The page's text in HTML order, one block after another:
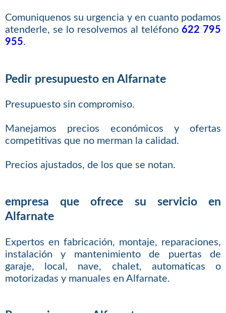
Comuniquenos su urgencia y en cuanto podamos
atenderle, se lo resolvemos al teléfono622 795
955.
Pedir presupuesto en Alfarnate
Presupuesto sin compromiso.
Manejamos precios económicos y ofertas
competitivas que no merman la calidad.
Precios ajustados, de los que se notan.
empresa que ofrece su servicio en
Alfarnate
Expertos en fabricación, montaje, reparaciones,
instalación y mantenimiento de puertas de
garaje, local, nave, chalet, automaticas o
motorizadas y manuales en Alfarnate.